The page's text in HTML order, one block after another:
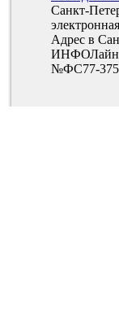
Санкт-
Адрес в
ИНФОЛайн
№ФС77-